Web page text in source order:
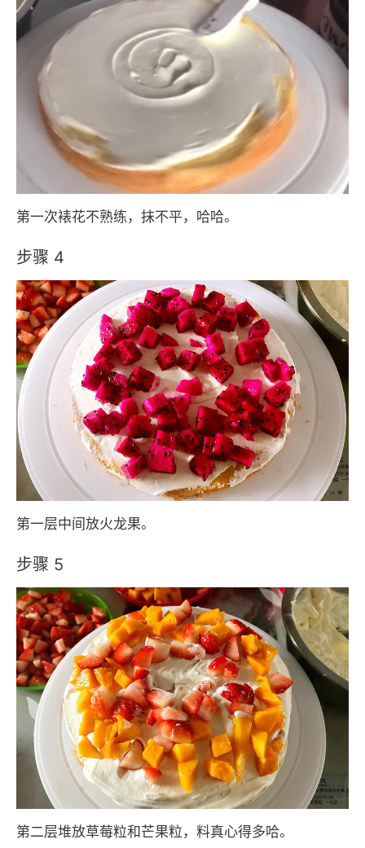
第一次裱花不熟练，抹不平，哈哈。
步骤 4
第一层中间放火龙果。
步骤 5
第二层堆放草莓粒和芒果粒，料真心得多哈。